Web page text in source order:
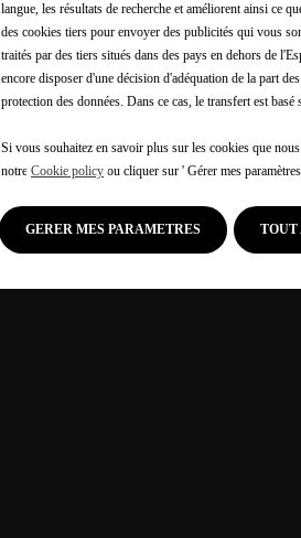
langue, les résultats de recherche et améliorent ainsi ce
des cookies tiers pour envoyer des publicités qui vous
traités par des tiers situés dans des pays en dehors de
encore disposer d'une décision d'adéquation de la part
protection des données. Dans ce cas, le transfert est
Si vous souhaitez en savoir plus sur les cookies que
notre Cookie policy ou cliquer sur ' Gérer mes
GERER MES PARAMETRES TOUT